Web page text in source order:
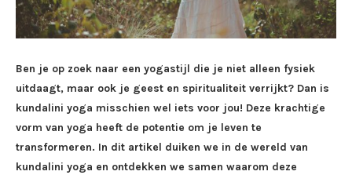
Ben je op zoek naar een yogastijl die je niet alleen fysiek
uitdaagt, maar ook je geest en spiritualiteit verrijkt? Dan is
kundalini yoga misschien wel iets voor jou! Deze krachtige
vorm van yoga heeft de potentie om je leven te
transformeren. In dit artikel duiken we in de wereld van
kundalini yoga en ontdekken we samen waarom deze